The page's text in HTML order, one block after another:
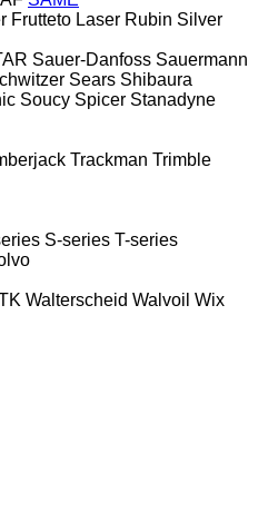
Frutteto Laser Rubin Silver
Sauer-Danfoss Sauermann
Sears Shibaura
Soucy Spicer Stanadyne
Trackman Trimble
S-series T-series
Walterscheid Walvoil Wix